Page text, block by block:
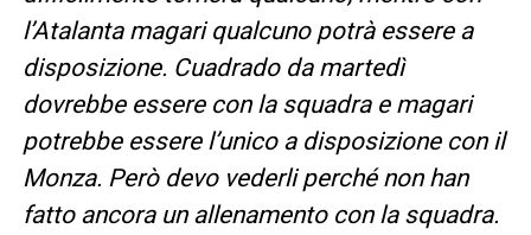
l’Atalanta magari qualcuno potrà essere a
disposizione. Cuadrado da martedì
dovrebbe essere con la squadra e magari
potrebbe essere l’unico a disposizione con il
Monza. Però devo vederli perché non han
fatto ancora un allenamento con la squadra.